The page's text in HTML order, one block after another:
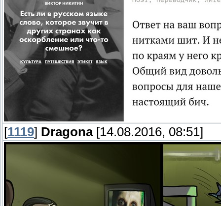
[1119] Dragona[14.08.2016, 08:51]